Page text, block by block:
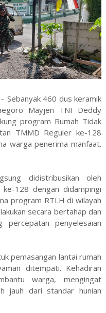
– Sebanyak 460 dus keramik
Mayjen TNI Deddy
program Rumah Tidak
TMMD Reguler ke-128
warga penerima manfaat.
didistribusikan oleh
128 dengan didampingi
program RTLH di wilayah
secara bertahap dan
percepatan penyelesaian
pemasangan lantai rumah
ditempati. Kehadiran
warga, mengingat
jauh dari standar hunian